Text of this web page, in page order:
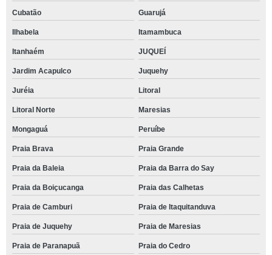
Cubatão Guarujá
Ilhabela Itamambuca
Itanhaém JUQUEÍ
Jardim Acapulco Juquehy
Juréia Litoral
Litoral Norte Maresias
Mongaguá Peruíbe
Praia Brava Praia Grande
Praia da Baleia Praia da Barra do Say
Praia da Boiçucanga Praia das Calhetas
Praia de Camburi Praia de Itaquitanduva
Praia de Juquehy Praia de Maresias
Praia de Paranapuã Praia do Cedro